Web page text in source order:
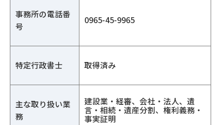
事務所の電話番
号
0965-45-9965
特定行政書士 取得済み
主な取り扱い業
務
建設業・経審、会社・法人、遺
言・相続・遺産分割、権利義務・
事実証明